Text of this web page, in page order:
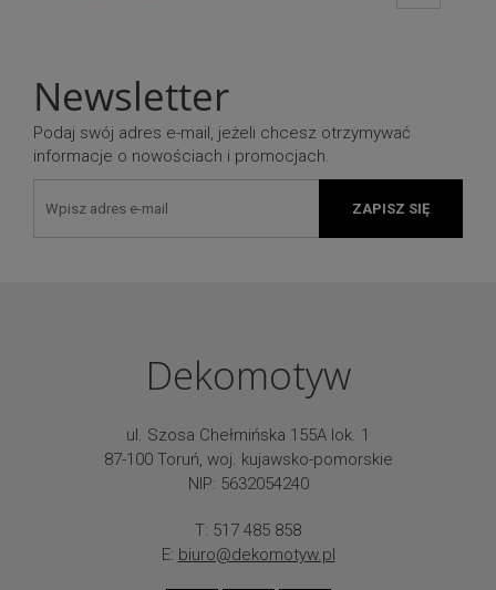
Newsletter
Podaj swój adres e-mail, jeżeli chcesz otrzymywać
informacje o nowościach i promocjach.
ZAPISZ SIĘ
Dekomotyw
ul. Szosa Chełmińska 155A lok. 1
87-100 Toruń, woj. kujawsko-pomorskie
NIP: 5632054240
T: 517 485 858
E: biuro@dekomotyw.pl